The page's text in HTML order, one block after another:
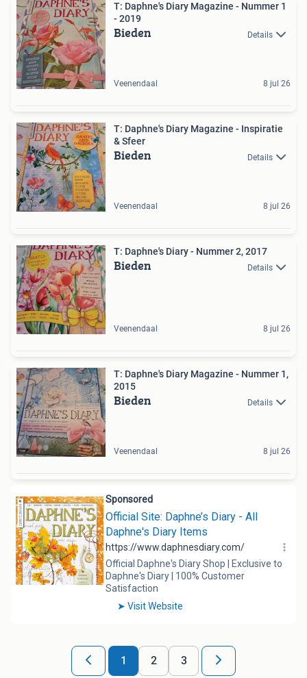
T: Daphne's Diary Magazine - Nummer 1
- 2019
Bieden Details
Veenendaal 8 jul 26
T: Daphne's Diary Magazine - Inspiratie
& Sfeer
Bieden Details
Veenendaal 8 jul 26
T: Daphne's Diary - Nummer 2, 2017
Bieden Details
Veenendaal 8 jul 26
T: Daphne's Diary Magazine - Nummer 1,
2015
Bieden Details
Veenendaal 8 jul 26
1 2 3